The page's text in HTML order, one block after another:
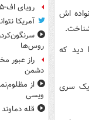
خانواده اش
دید که
یک سری
رویای اف-۳۵ ترکیه در بن‌بست
آمریکا
روس‌ها
راز عبور
دشمن
از
ویسی
قله